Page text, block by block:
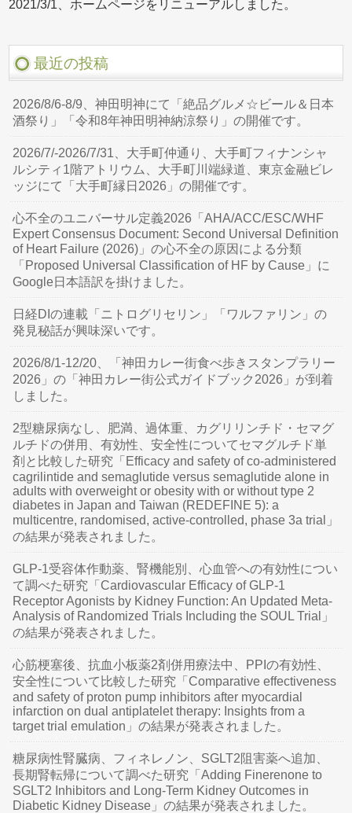
2021/3/1、ホームページをリニューアルしました。
最近の投稿
2026/8/6-8/9、神田明神にて「絶品グルメ☆ビール＆日本
酒祭り」「令和8年神田明神納涼祭り」の開催です。
2026/7/-2026/7/31、大手町仲通り、大手町フィナンシャ
ルシティ1階アトリウム、大手町川端緑道、東京金融ビレ
ッジにて「大手町縁日2026」の開催です。
心不全のユニバーサル定義2026「AHA/ACC/ESC/WHF
Expert Consensus Document: Second Universal Definition
of Heart Failure (2026)」の心不全の原因による分類
「Proposed Universal Classification of HF by Cause」に
Google日本語訳を掛けました。
日経DIの連載「ニトログリセリン」「ワルファリン」の
発見秘話が興味深いです。
2026/8/1-12/20、「神田カレー街食べ歩きスタンプラリー
2026」の「神田カレー街公式ガイドブック2026」が到着
しました。
2型糖尿病なし、肥満、過体重、カグリリンチド・セマグ
ルチドの併用、有効性、安全性についてセマグルチド単
剤と比較した研究「Efficacy and safety of co-administered
cagrilintide and semaglutide versus semaglutide alone in
adults with overweight or obesity with or without type 2
diabetes in Japan and Taiwan (REDEFINE 5): a
multicentre, randomised, active-controlled, phase 3a trial」
の結果が発表されました。
GLP-1受容体作動薬、腎機能別、心血管への有効性につい
て調べた研究「Cardiovascular Efficacy of GLP-1
Receptor Agonists by Kidney Function: An Updated Meta-
Analysis of Randomized Trials Including the SOUL Trial」
の結果が発表されました。
心筋梗塞後、抗血小板薬2剤併用療法中、PPIの有効性、
安全性について比較した研究「Comparative effectiveness
and safety of proton pump inhibitors after myocardial
infarction on dual antiplatelet therapy: Insights from a
target trial emulation」の結果が発表されました。
糖尿病性腎臓病、フィネレノン、SGLT2阻害薬へ追加、
長期腎転帰について調べた研究「Adding Finerenone to
SGLT2 Inhibitors and Long-Term Kidney Outcomes in
Diabetic Kidney Disease」の結果が発表されました。